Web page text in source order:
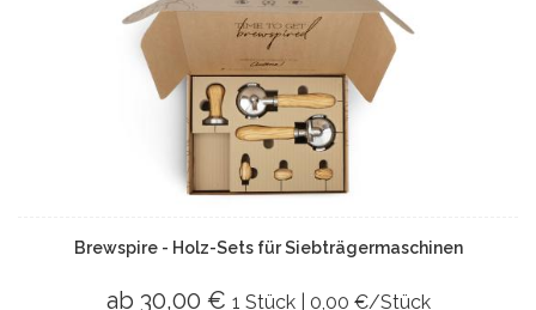
Brewspire - Holz-Sets für Siebträgermaschinen
ab 30,00 € 1 Stück | 0,00 €/Stück